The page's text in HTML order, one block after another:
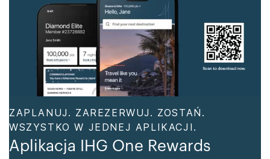
ZAPLANUJ. ZAREZERWUJ. ZOSTAŃ.
WSZYSTKO W JEDNEJ APLIKACJI.
Aplikacja IHG One Rewards